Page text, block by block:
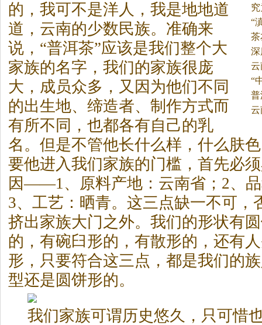
（
“
云
“
的，我可不是洋人，我是地地道
道，云南的少数民族。 准确来
说，“普洱茶”应该是我们整个大
家族的名字，我们的家族很庞
大，成员众多，又因为他们不同
的出生地、缔造者、制作方式而
有所不同，也都各有自己的乳
名。但是不管他长什么样，什么肤
要他进入我们家族的门槛，首先必
因——1、原料产地：云南省；2、
3、工艺：晒青。这三点缺一不可，
挤出家族大门之外。我们的形状有
的，有碗臼形的，有散形的，还有
形，只要符合这三点，都是我们的
型还是圆饼形的。
我们家族可谓历史悠久，只可惜